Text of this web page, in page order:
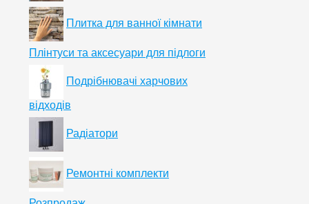
Плитка для ванної кімнати
Плінтуси та аксесуари для підлоги
Подрібнювачі харчових
відходів
Радіатори
Ремонтні комплекти